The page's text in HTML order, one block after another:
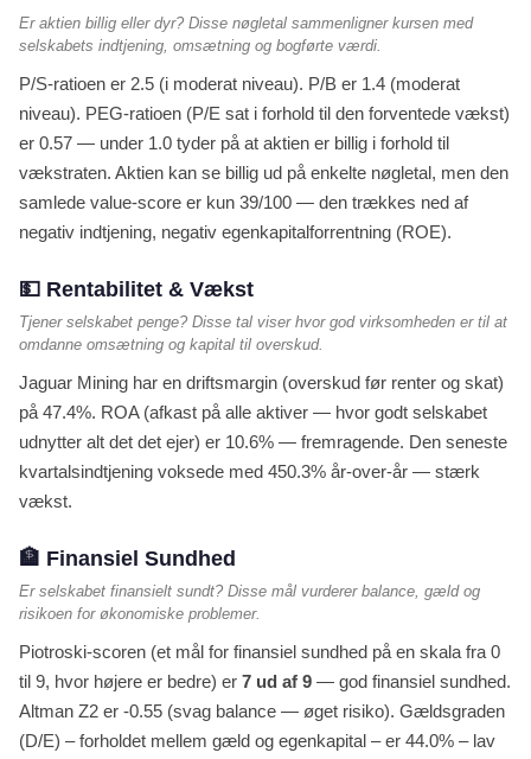
Er aktien billig eller dyr? Disse nøgletal sammenligner kursen med
selskabets indtjening, omsætning og bogførte værdi.
P/S-ratioen er 2.5 (i moderat niveau). P/B er 1.4 (moderat
niveau). PEG-ratioen (P/E sat i forhold til den forventede vækst)
er 0.57 — under 1.0 tyder på at aktien er billig i forhold til
vækstraten. Aktien kan se billig ud på enkelte nøgletal, men den
samlede value-score er kun 39/100 — den trækkes ned af
negativ indtjening, negativ egenkapitalforrentning (ROE).
💵 Rentabilitet & Vækst
Tjener selskabet penge? Disse tal viser hvor god virksomheden er til at
omdanne omsætning og kapital til overskud.
Jaguar Mining har en driftsmargin (overskud før renter og skat)
på 47.4%. ROA (afkast på alle aktiver — hvor godt selskabet
udnytter alt det det ejer) er 10.6% — fremragende. Den seneste
kvartalsindtjening voksede med 450.3% år-over-år — stærk
vækst.
🏦 Finansiel Sundhed
Er selskabet finansielt sundt? Disse mål vurderer balance, gæld og
risikoen for økonomiske problemer.
Piotroski-scoren (et mål for finansiel sundhed på en skala fra 0
til 9, hvor højere er bedre) er 7 ud af 9 — god finansiel sundhed.
Altman Z2 er -0.55 (svag balance — øget risiko). Gældsgraden
(D/E) – forholdet mellem gæld og egenkapital – er 44.0% – lav